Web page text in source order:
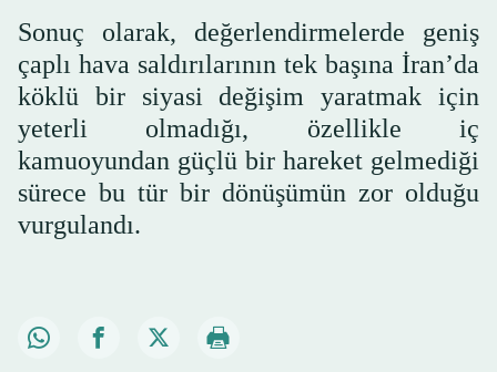
Sonuç olarak, değerlendirmelerde geniş
çaplı hava saldırılarının tek başına İran’da
köklü bir siyasi değişim yaratmak için
yeterli olmadığı, özellikle iç
kamuoyundan güçlü bir hareket gelmediği
sürece bu tür bir dönüşümün zor olduğu
vurgulandı.